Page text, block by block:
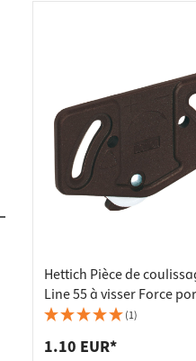
Hettich Pièce de
Line 55 à visser Force
30 kg 70962
(1)
1.10 EUR*